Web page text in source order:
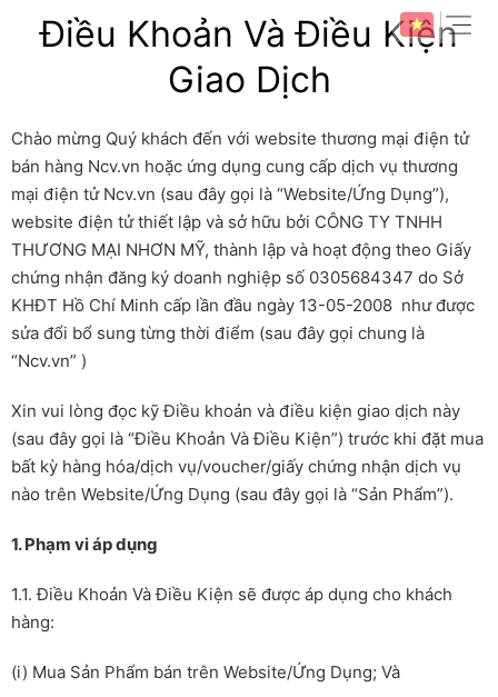
Điều Khoản Và Điều Kiện
Giao Dịch
Chào mừng Quý khách đến với website thương mại điện tử
bán hàng Ncv.vn hoặc ứng dụng cung cấp dịch vụ thương
mại điện tử Ncv.vn (sau đây gọi là “Website/Ứng Dụng”),
website điện tử thiết lập và sở hữu bởi CÔNG TY TNHH
THƯƠNG MẠI NHƠN MỸ, thành lập và hoạt động theo Giấy
chứng nhận đăng ký doanh nghiệp số 0305684347 do Sở
KHĐT Hồ Chí Minh cấp lần đầu ngày 13-05-2008 như được
sửa đổi bổ sung từng thời điểm (sau đây gọi chung là
“Ncv.vn” )
Xin vui lòng đọc kỹ Điều khoản và điều kiện giao dịch này
(sau đây gọi là “Điều Khoản Và Điều Kiện”) trước khi đặt mua
bất kỳ hàng hóa/dịch vụ/voucher/giấy chứng nhận dịch vụ
nào trên Website/Ứng Dụng (sau đây gọi là “Sản Phẩm”).
1. Phạm vi áp dụng
1.1. Điều Khoản Và Điều Kiện sẽ được áp dụng cho khách
hàng:
(i) Mua Sản Phẩm bán trên Website/Ứng Dụng; Và